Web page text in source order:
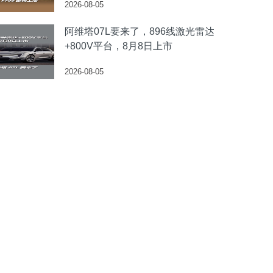
2026-08-05
阿维塔07L要来了，896线激光雷达
+800V平台，8月8日上市
2026-08-05